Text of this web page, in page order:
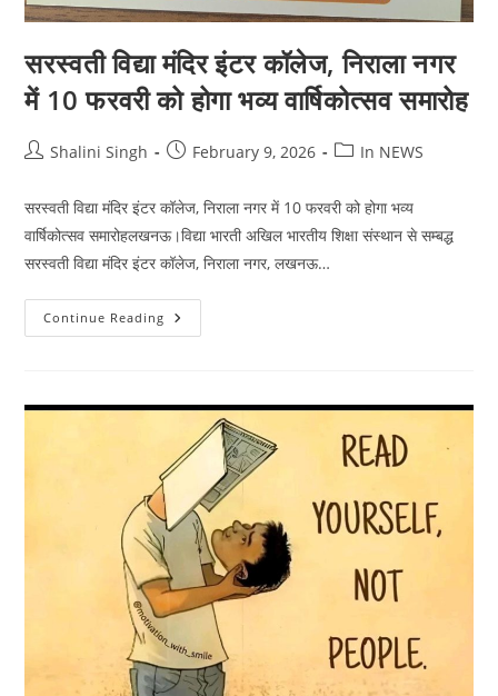
सरस्वती विद्या मंदिर इंटर कॉलेज, निराला नगर
में 10 फरवरी को होगा भव्य वार्षिकोत्सव समारोह
PostShalini Singh
PostFebruary 9, 2026
PostIn NEWS
सरस्वती विद्या मंदिर इंटर कॉलेज, निराला नगर में 10 फरवरी को होगा भव्य
वार्षिकोत्सव समारोहलखनऊ।विद्या भारती अखिल भारतीय शिक्षा संस्थान से सम्बद्ध
सरस्वती विद्या मंदिर इंटर कॉलेज, निराला नगर, लखनऊ…
Continue Reading सरस्वती
विद्या
नगर
फरवरी
को
होगा
भव्य
वार्षिकोत्सव
समारोह